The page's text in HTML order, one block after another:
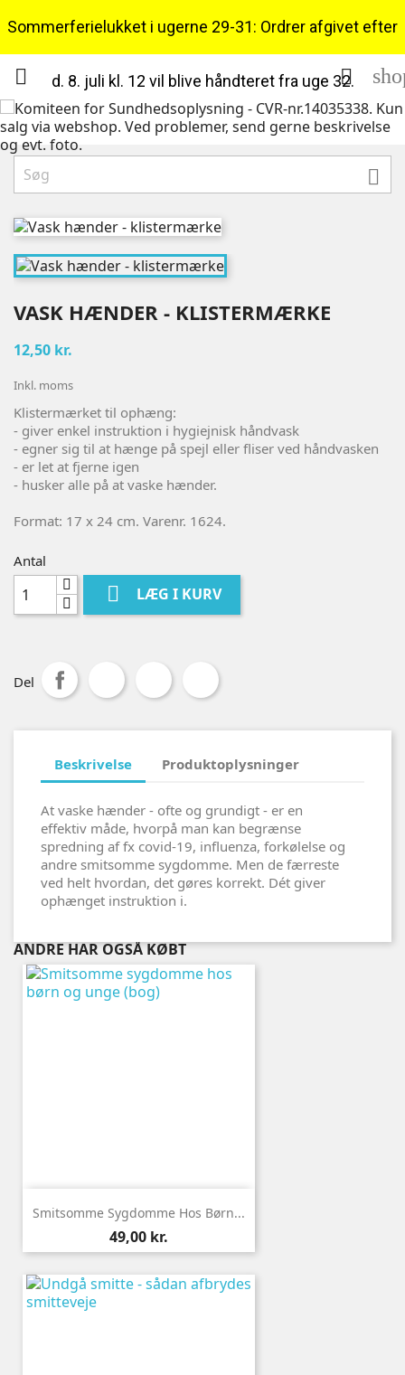
Sommerferielukket i ugerne 29-31: Ordrer afgivet efter
d. 8. juli kl. 12 vil blive håndteret fra uge 32.
 

VASK HÆNDER - KLISTERMÆRKE
12,50 kr.
Inkl. moms
Klistermærket til ophæng:
- giver enkel instruktion i hygiejnisk håndvask
- egner sig til at hænge på spejl eller fliser ved håndvasken
- er let at fjerne igen
- husker alle på at vaske hænder.
Format: 17 x 24 cm. Varenr. 1624.
Antal
 LÆG I KURV
Del
Beskrivelse Produktoplysninger
At vaske hænder - ofte og grundigt - er en
effektiv måde, hvorpå man kan begrænse
spredning af fx covid-19, influenza, forkølelse og
andre smitsomme sygdomme. Men de færreste
ved helt hvordan, det gøres korrekt. Dét giver
ophænget instruktion i.
ANDRE HAR OGSÅ KØBT
Smitsomme Sygdomme Hos Børn...
Pris
49,00 kr.